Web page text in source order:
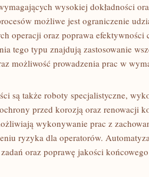
wysokiej dokładności
możliwe jest ograniczenie
operacji oraz poprawa efektywności
tego typu znajdują zastosowanie
możliwość prowadzenia prac w
są także roboty specjalistyczne,
przed korozją oraz renowacji
wykonywanie prac z
ryzyka dla operatorów.
oraz poprawę jakości